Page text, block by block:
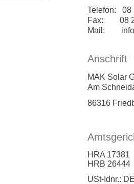
Telefon: 08
Fax: 08
Mail:
Anschrift
MAK Solar
Am
86316
HRA 17381
HRB 26444
USt-Idnr.: